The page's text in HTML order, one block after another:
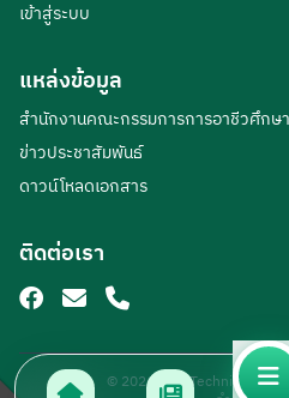
เข้าสู่ระบบ
แหล่งข้อมูล
สำนักงานคณะกรรมการการอาชีวศึกษา
ข่าวประชาสัมพันธ์
ดาวน์โหลดเอกสาร
ติดต่อเรา
© 2026 Loei Technical